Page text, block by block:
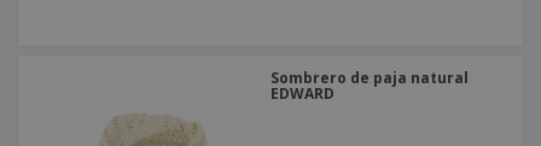
Sombrero de paja natural
EDWARD